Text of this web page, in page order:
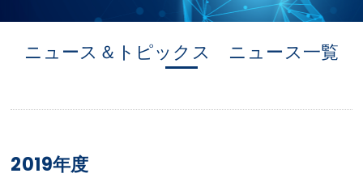
ニュース＆トピックス ニュース一覧
2019年度